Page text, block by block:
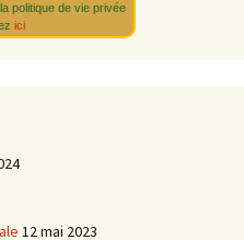
politique de vie privée
ici
12 mai 2023